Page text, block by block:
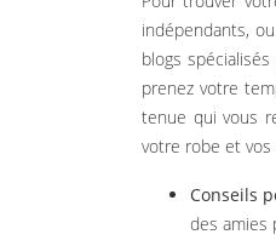
indépendants,
blogs
prenez votre
tenue qui vous
votre robe et
Conseils
des amies